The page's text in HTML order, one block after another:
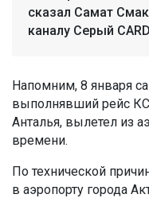
сказал Самат
каналу Серый
Напомним, 8 января
выполнявший рейс
Анталья, вылетел из
времени.
По технической
в аэропорту города